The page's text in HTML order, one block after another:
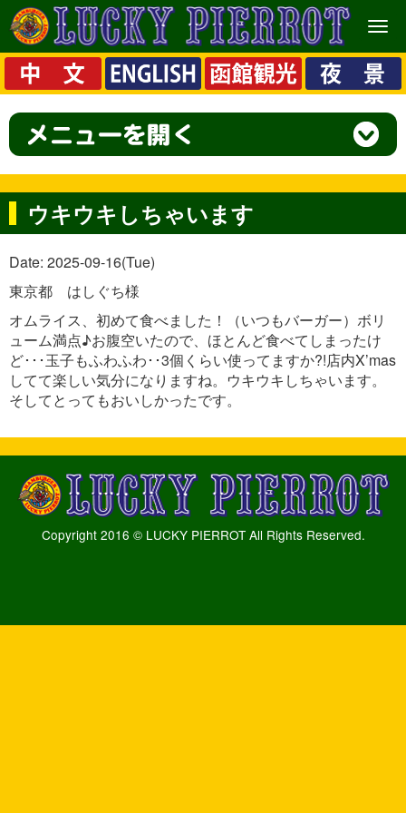
メ
ニ
ュ
ー
ウキウキしちゃいます
Date: 2025-09-16(Tue)
東京都 はしぐち様
オムライス、初めて食べました！（いつもバーガー）ボリ
ューム満点♪お腹空いたので、ほとんど食べてしまったけ
ど･･･玉子もふわふわ･･3個くらい使ってますか?!店内X’mas
してて楽しい気分になりますね。ウキウキしちゃいます。
そしてとってもおいしかったです。
Copyright 2016 © LUCKY PIERROT All Rights Reserved.